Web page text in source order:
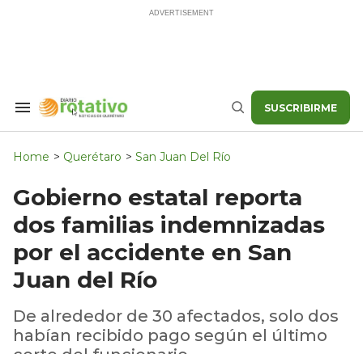
Search
Navigation
Buscar SUSCRIBIRME
Home > Querétaro > San Juan Del Río
Gobierno estatal reporta
dos familias indemnizadas
por el accidente en San
Juan del Río
De alrededor de 30 afectados, solo dos
habían recibido pago según el último